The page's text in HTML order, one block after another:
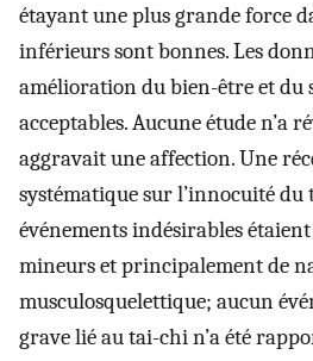
étayant une plus grande force
inférieurs sont bonnes. Les
amélioration du bien-être et du
acceptables. Aucune étude n’a
aggravait une affection. Une
systématique sur l’innocuité du
événements indésirables
mineurs et principalement de
musculosquelettique; aucun
grave lié au tai-chi n’a été